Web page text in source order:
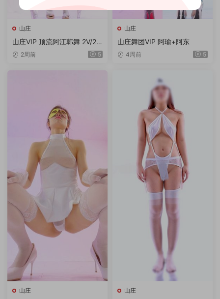
山庄
山庄VIP 顶流阿江韩舞 2V/2.0
9G/4K
2周前 5
山庄
山庄舞团VIP 阿瑜+阿东
4周前 5
山庄 山庄